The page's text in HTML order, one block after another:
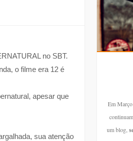
no SBT.
o filme era 12 é
apesar que
sua atenção
Em
um blog,